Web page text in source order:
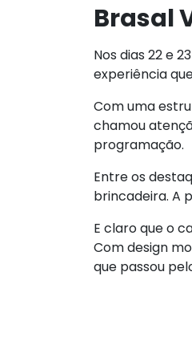
Brasal
Nos dias 22 e
experiência
Com uma
chamou
programação.
Entre os
brincadeira. A
E claro que o
Com design
que passou